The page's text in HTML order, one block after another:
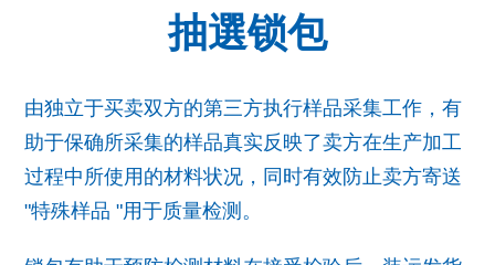
抽選锁包
由独立于买卖双方的第三方执行样品采集工作，有
助于保确所采集的样品真实反映了卖方在生产加工
过程中所使用的材料状况，同时有效防止卖方寄送
"特殊样品 "用于质量检测。